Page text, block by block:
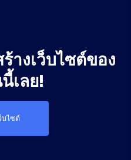
างเว็บไซต์ของ
เลย!
บไซต์